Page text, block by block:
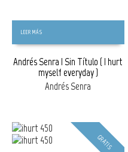
LEER MÁS
Andrés Senra | Sin Título ( I hurt
myself everyday )
Andrés Senra
GRATIS